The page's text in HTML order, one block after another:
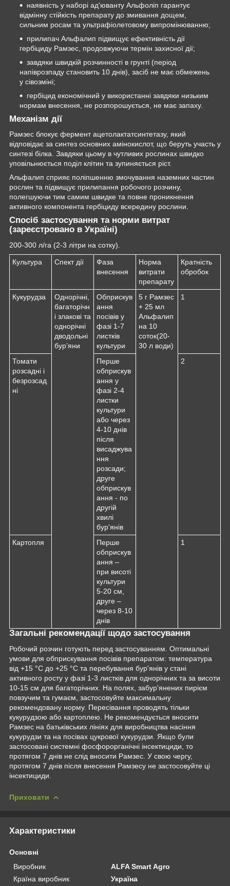
наявність у наборі ад'юванту Альфоліп гарантує
відмінну стійкість препарату до змивання дощем,
сильним росам та ультрафіолетовому випромінюванню;
прилипач Альфалип підвищує ефективність дії
гербіциду Рамзес, продовжуючи термін захисної дії;
завдяки швидкій розчинності в грунті (період
напіврозпаду становить 10 днів), засіб не має обмежень
у сівозміні;
гербіцид економічний у використанні завдяки низьким
нормам внесення, не розпорошується, не має запаху.
Механізм дії
Рамзес блокує фермент ацетолактатсинтетазу, який
відповідає за синтез основних амінокислот, що беруть участь у
синтезі білка. Завдяки цьому в чутливих рослинах швидко
уповільнюється поділ клітин та зупиняється ріст.
Альфалип сприяє поліпшенню змочування наземних частин
рослин та підвищує прилипання робочого розчину,
полегшуючи тим самим швидке та повне проникнення
активного компонента гербіциду всередину рослини.
Спосіб застосування та норми витрат
(зареєстровано в Україні)
200-300 л/га (2-3 літри на сотку).
Культура Спект дії
Фаза
внесення
Норма
витрати
препарату
Кратність
обробок
Кукурудза
Однорічні,
багаторічн
і злакові та
однорічні
дводольні
бур’яни
Обприскув
ання
посівів у
фазі 1-7
листків
культури
5 г Рамзес
+ 25 мл
Альфалип
на 10
соток(20-
30 л води)
1
Томати
розсадні і
безрозсад
ні
Перше
обприскув
ання у
фазі 2-4
листки
культури
або через
4-10 днів
після
висаджува
ння
розсади;
друге
обприскув
ання - по
другій
хвилі
бур'янів
2
Картопля
Перше
обприскув
ання –
при висоті
культури
5-20 см,
друге –
через 8-10
днів
1
Загальні рекомендації щодо застосування
Робочий розчин готують перед застосуванням. Оптимальні
умови для обприскування посівів препаратом: температура
від +15 °С до +25 °С та перебування бур'янів у стані
активного росту у фазі 1-3 листків для однорічних та за висоти
10-15 см для багаторічних. На полях, забур'янених пирієм
повзучим та гумаєм, застосовуйте максимальну
рекомендовану норму. Пересівання проводять тільки
кукурудзою або картоплею. Не рекомендується вносити
Рамзес на батьківських лініях для виробництва насіння
кукурудзи та на посівах цукрової кукурудзи. Якщо були
застосовані системні фосфорорганічні інсектициди, то
протягом 7 днів не слід вносити Рамзес. У свою чергу,
протягом 7 днів після внесення Рамзесу не застосовуйте ці
інсектициди.
Приховати
Характеристики
Основні
Виробник
ALFA Smart Agro
Країна виробник
Україна